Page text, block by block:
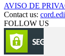
AVISO DE
Contact us:
FOLLOW US